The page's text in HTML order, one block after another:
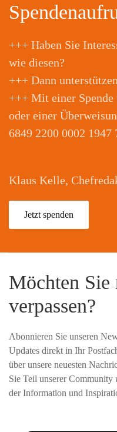
+++ Haben Sie
wie diesen?
+++ Dann
+++ Mit einer Spende
oder einer
6849 2200 0002 1947
Klaus Kelle,
Jetzt spenden
Möchten Sie
verpassen?
Abonnieren Sie unseren
Updates direkt in Ihr
über unsere neuesten
Sie Teil unserer Community
der Information und